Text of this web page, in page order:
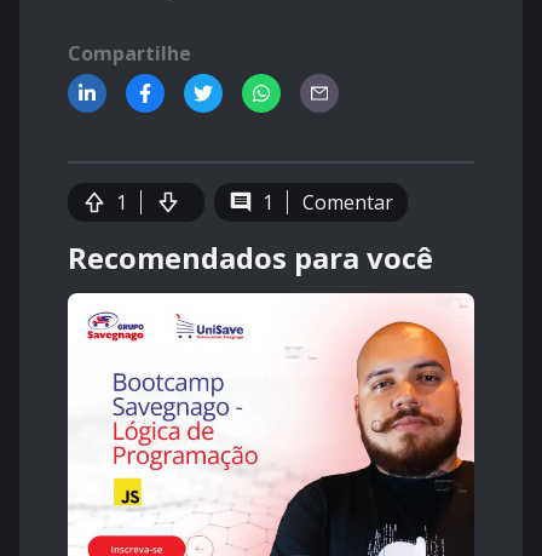
Compartilhe
1 1 Comentar
Recomendados para você